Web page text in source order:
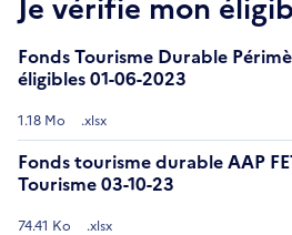
Fonds Tourisme Durable
éligibles 01-06-2023
1.18 Mo .xlsx
Fonds tourisme durable AAP
Tourisme 03-10-23
74.41 Ko .xlsx